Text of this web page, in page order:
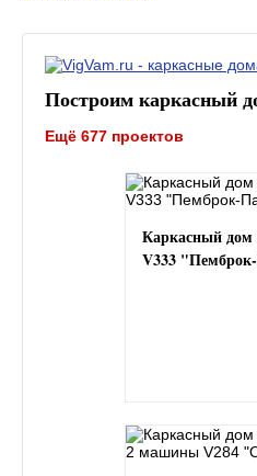
Построим каркасный
Ещё 677 проектов
Каркасный дом
V333